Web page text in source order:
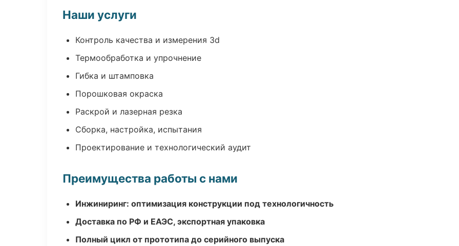
Наши услуги
Контроль качества и измерения 3d
Термообработка и упрочнение
Гибка и штамповка
Порошковая окраска
Раскрой и лазерная резка
Сборка, настройка, испытания
Проектирование и технологический аудит
Преимущества работы с нами
Инжиниринг: оптимизация конструкции под технологичность
Доставка по РФ и ЕАЭС, экспортная упаковка
Полный цикл от прототипа до серийного выпуска